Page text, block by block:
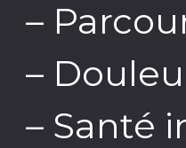
–
–
– Santé